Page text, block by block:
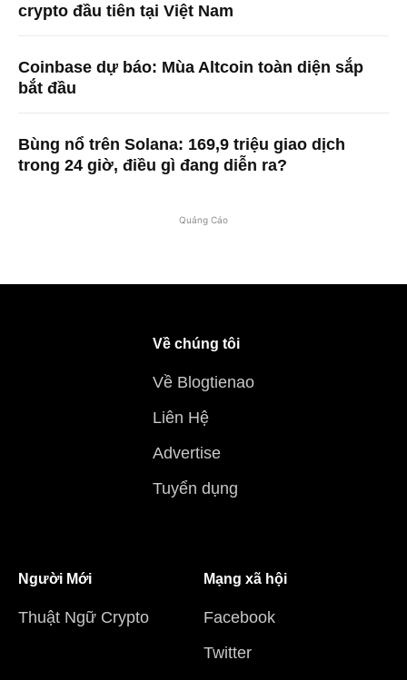
crypto đầu tiên tại Việt Nam
Coinbase dự báo: Mùa Altcoin toàn diện sắp
bắt đầu
Bùng nổ trên Solana: 169,9 triệu giao dịch
trong 24 giờ, điều gì đang diễn ra?
Quảng Cáo
Về chúng tôi
Về Blogtienao
Liên Hệ
Advertise
Tuyển dụng
Người Mới
Thuật Ngữ Crypto
Mạng xã hội
Facebook
Twitter